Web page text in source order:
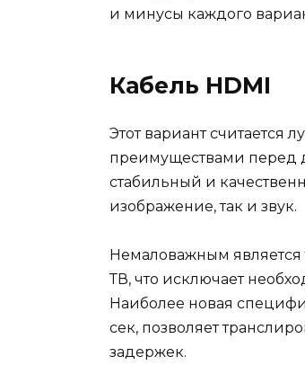
и минусы каждого
Кабель HDMI
Этот вариант считается
преимуществами перед
стабильный и
изображение, так и звук.
Немаловажным является
ТВ, что исключает
Наиболее новая
сек, позволяет
задержек.